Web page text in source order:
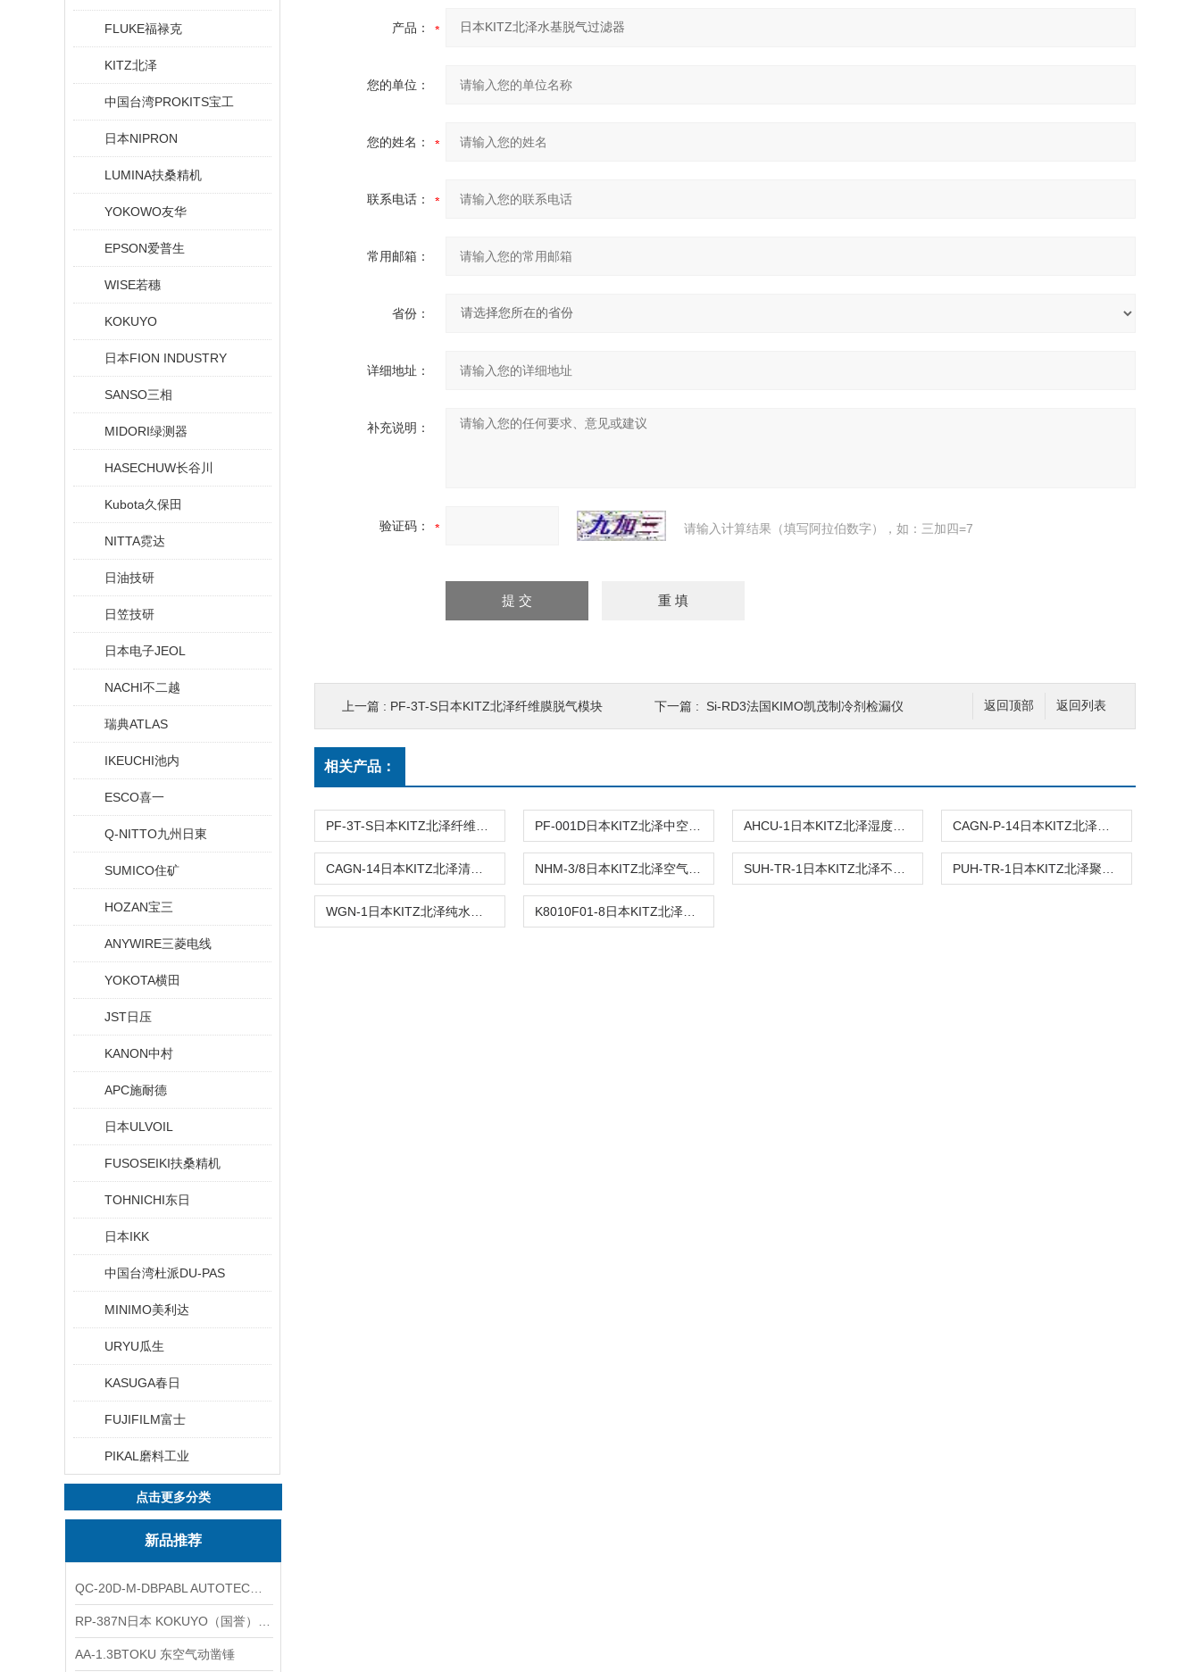
FLUKE福禄克
KITZ北泽
中国台湾PROKITS宝工
日本NIPRON
LUMINA扶桑精机
YOKOWO友华
EPSON爱普生
WISE若穗
KOKUYO
日本FION INDUSTRY
SANSO三相
MIDORI绿测器
HASECHUW长谷川
Kubota久保田
NITTA霓达
日油技研
日笠技研
日本电子JEOL
NACHI不二越
瑞典ATLAS
IKEUCHI池内
ESCO喜一
Q-NITTO九州日東
SUMICO住矿
HOZAN宝三
ANYWIRE三菱电线
YOKOTA横田
JST日压
KANON中村
APC施耐德
日本ULVOIL
FUSOSEIKI扶桑精机
TOHNICHI东日
日本IKK
中国台湾杜派DU-PAS
MINIMO美利达
URYU瓜生
KASUGA春日
FUJIFILM富士
PIKAL磨料工业
点击更多分类
新品推荐
AA-1.3BTOKU 东空气动凿锤
产品：
您的单位：
您的姓名：
联系电话：
常用邮箱：
省份：
详细地址：
补充说明：
验证码： 请输入计算结果（填写阿拉伯数字），如：三加四=7
返回列表
返回顶部
上一篇 : PF-3T-S日本KITZ北泽纤维膜脱气模块 下一篇 : Si-RD3法国KIMO凯茂制冷剂检漏仪
相关产品：